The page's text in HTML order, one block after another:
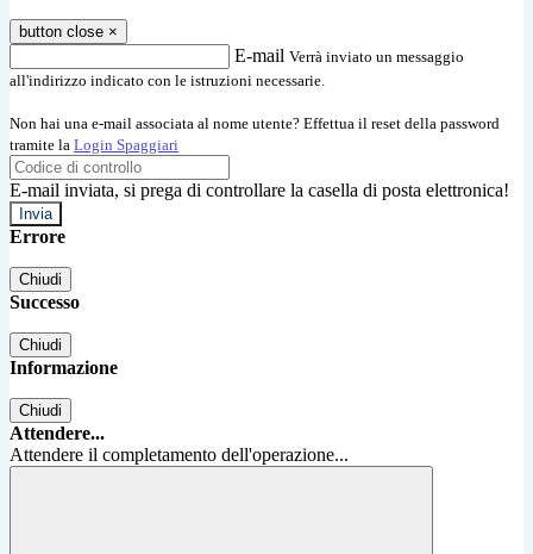
button close ×
E-mail Verrà inviato un messaggio
all'indirizzo indicato con le istruzioni necessarie.
Non hai una e-mail associata al nome utente? Effettua il reset della password
tramite la Login Spaggiari
E-mail inviata, si prega di controllare la casella di posta elettronica!
Errore
Chiudi
Successo
Chiudi
Informazione
Chiudi
Attendere...
Attendere il completamento dell'operazione...